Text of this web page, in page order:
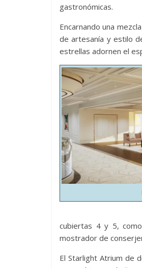
gastronómicas.
Encarnando una
de artesanía y estilo
estrellas adornen el
cubiertas 4 y 5,
mostrador de
El Starlight Atrium de